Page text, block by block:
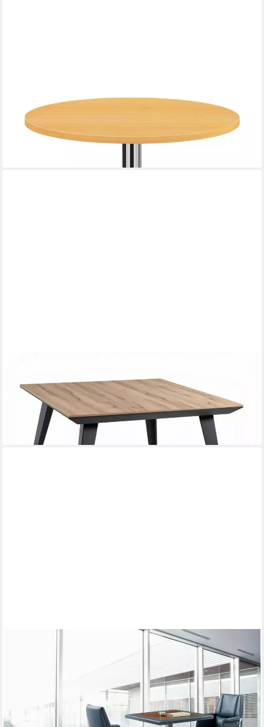
HAMMERBACHER
Konferenztisch Meeting, rund, mit Säulenfuß
ab 356,95 €
lieferbar - in 5-6 Werktagen bei dir
Konferenztisch Schreibtisch Bürotisch für Arbeitszimmer und
Homeoffice (1-St), Made in Europa
856,00 € UVP 1.200,00 €
lieferbar in 10 Wochen
Konferenztisch XLMOEBEL Kunstleder Tisch mit Stühlen, MDF,
Edelstahl Schwarz (Tisch mit Stühlen, 3-St., Tisch mit Stühlen),
Made in Europa
lieferbar in 12 Wochen